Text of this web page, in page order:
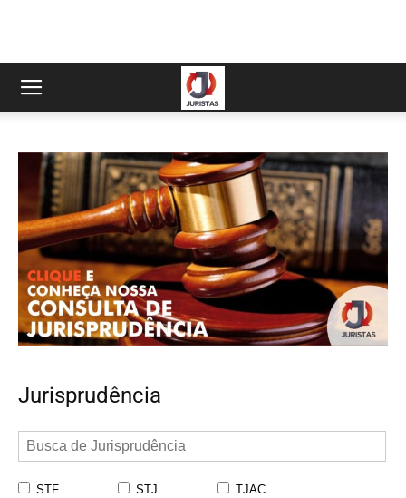
Jurisprudência
STF STJ
TJAC